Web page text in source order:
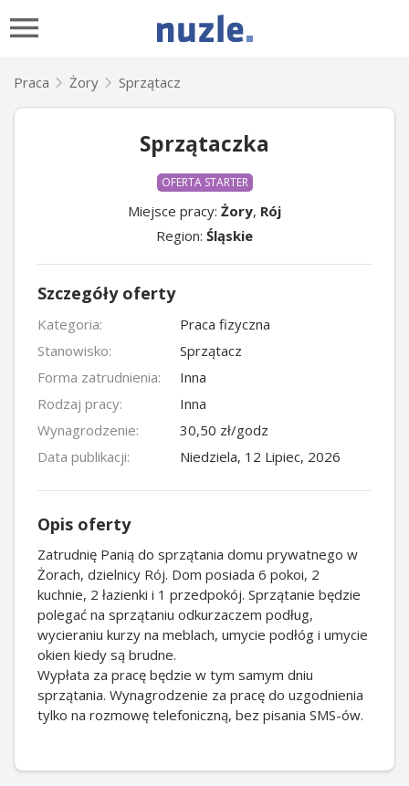
Praca Żory Sprzątacz
Sprzątaczka
OFERTA STARTER
Miejsce pracy: Żory, Rój
Region: Śląskie
Szczegóły oferty
Kategoria:
Praca fizyczna
Stanowisko:
Sprzątacz
Forma zatrudnienia:
Inna
Rodzaj pracy:
Inna
Wynagrodzenie:
30,50 zł/godz
Data publikacji:
Niedziela, 12 Lipiec, 2026
Opis oferty
Zatrudnię Panią do sprzątania domu prywatnego w
Żorach, dzielnicy Rój. Dom posiada 6 pokoi, 2
kuchnie, 2 łazienki i 1 przedpokój. Sprzątanie będzie
polegać na sprzątaniu odkurzaczem podług,
wycieraniu kurzy na meblach, umycie podłóg i umycie
okien kiedy są brudne.
Wypłata za pracę będzie w tym samym dniu
sprzątania. Wynagrodzenie za pracę do uzgodnienia
tylko na rozmowę telefoniczną, bez pisania SMS-ów.